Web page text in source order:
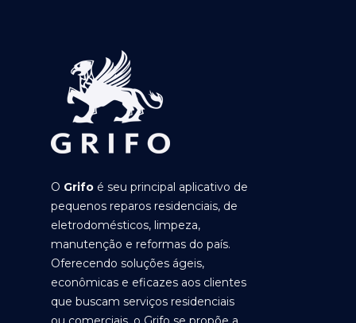
O Grifo é seu principal aplicativo de
pequenos reparos residenciais, de
eletrodomésticos, limpeza,
manutenção e reformas do país.
Oferecendo soluções ágeis,
econômicas e eficazes aos clientes
que buscam serviços residenciais